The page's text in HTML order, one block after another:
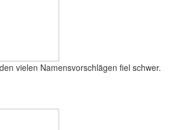
vielen Namensvorschlägen fiel schwer.